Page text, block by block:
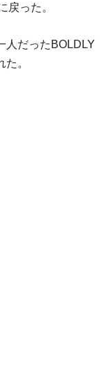
戻った。
人だったBOLDLY
。